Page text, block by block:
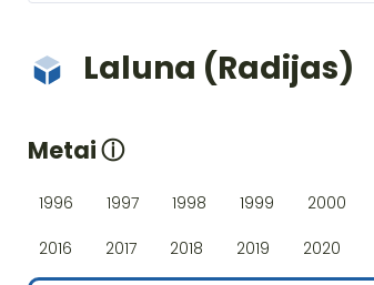
Laluna (Radijas)
Metaiⓘ
1996 1997 1998 1999 2000
2016 2017 2018 2019 2020